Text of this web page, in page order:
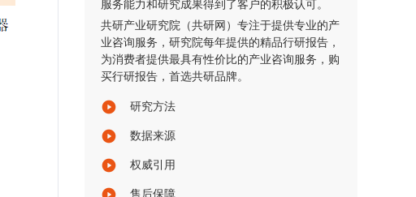
服务能力和研究成果得到了客户的积极认可。
共研产业研究院（共研网）专注于提供专业的产
业咨询服务，研究院每年提供的精品行研报告，
为消费者提供最具有性价比的产业咨询服务，购
买行研报告，首选共研品牌。
研究方法
数据来源
权威引用
售后保障